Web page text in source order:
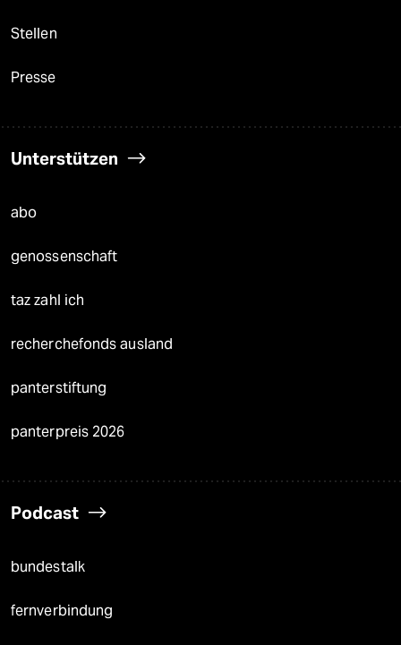
Stellen
Presse
Unterstützen
abo
genossenschaft
taz zahl ich
recherchefonds ausland
panterstiftung
panterpreis 2026
Podcast
bundestalk
fernverbindung